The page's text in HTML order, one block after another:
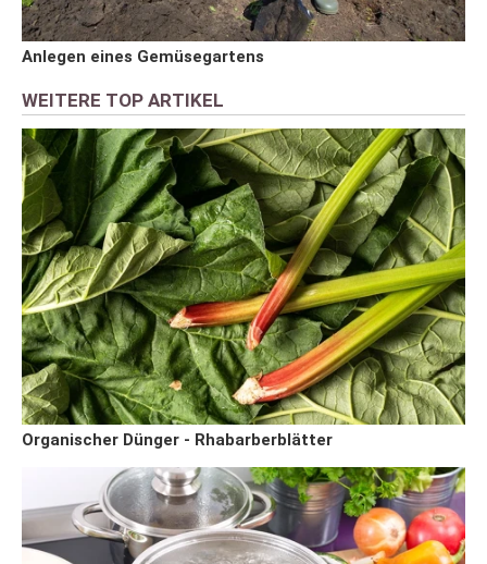
Anlegen eines Gemüsegartens
WEITERE TOP ARTIKEL
Organischer Dünger - Rhabarberblätter